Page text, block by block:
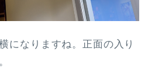
になりますね。正面の入り